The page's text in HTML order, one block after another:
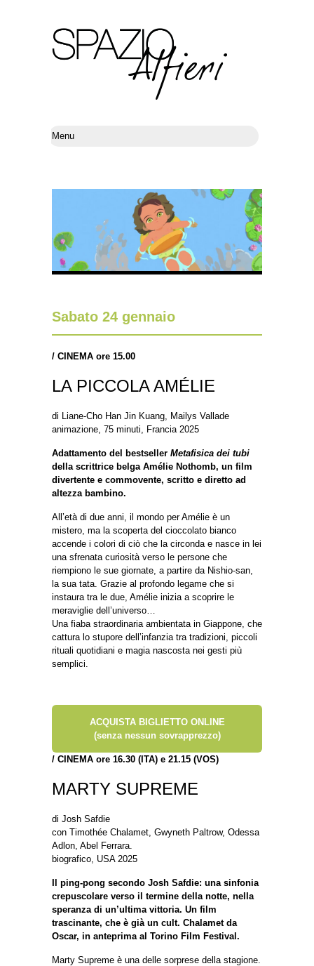
Sabato 24 gennaio
/ CINEMA ore 15.00
LA PICCOLA AMÉLIE
di Liane-Cho Han Jin Kuang, Mailys Vallade
animazione, 75 minuti, Francia 2025
Adattamento del bestseller Metafisica dei tubi
della scrittrice belga Amélie Nothomb, un film
divertente e commovente, scritto e diretto ad
altezza bambino.
All’età di due anni, il mondo per Amélie è un
mistero, ma la scoperta del cioccolato bianco
accende i colori di ciò che la circonda e nasce in lei
una sfrenata curiosità verso le persone che
riempiono le sue giornate, a partire da Nishio-san,
la sua tata. Grazie al profondo legame che si
instaura tra le due, Amélie inizia a scoprire le
meraviglie dell’universo…
Una fiaba straordinaria ambientata in Giappone, che
cattura lo stupore dell’infanzia tra tradizioni, piccoli
rituali quotidiani e magia nascosta nei gesti più
semplici.
ACQUISTA BIGLIETTO ONLINE
(senza nessun sovrapprezzo)
/ CINEMA ore 16.30 (ITA) e 21.15 (VOS)
MARTY SUPREME
di Josh Safdie
con Timothée Chalamet, Gwyneth Paltrow, Odessa
Adlon, Abel Ferrara.
biografico, USA 2025
Il ping-pong secondo Josh Safdie: una sinfonia
crepuscolare verso il termine della notte, nella
speranza di un’ultima vittoria. Un film
trascinante, che è già un cult. Chalamet da
Oscar, in anteprima al Torino Film Festival.
Marty Supreme è una delle sorprese della stagione.